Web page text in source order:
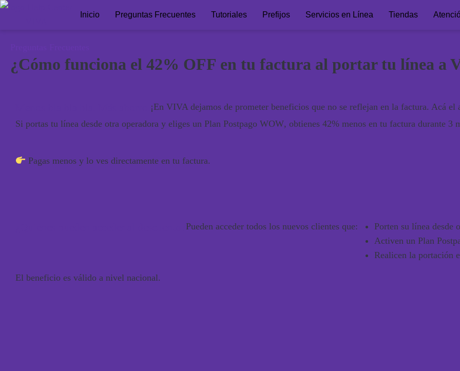
Inicio Preguntas Frecuentes Tutoriales Prefijos Servicios en Línea Tiendas
¿Cómo funciona el 42% OFF en tu factura al portar tu línea a
¡En VIVA dejamos de prometer beneficios que no se reflejan en la factura. Acá el
Si portas tu línea desde otra operadora y eliges un Plan Postpago WOW, obtienes 42% menos en tu factura durante 3
Pagas menos y lo ves directamente en tu factura.
Pueden acceder todos los nuevos clientes que:
Porten su línea desde
Activen un Plan
Realicen la portación
El beneficio es válido a nivel nacional.